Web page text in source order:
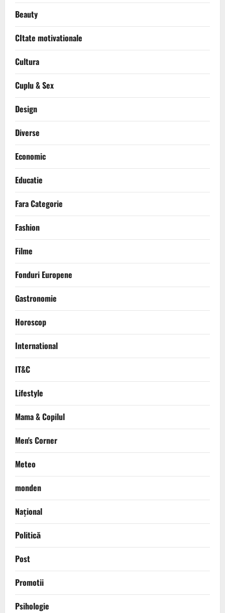
Beauty
CItate motivationale
Cultura
Cuplu & Sex
Design
Diverse
Economic
Educatie
Fara Categorie
Fashion
Filme
Fonduri Europene
Gastronomie
Horoscop
International
IT&C
Lifestyle
Mama & Copilul
Men's Corner
Meteo
monden
Național
Politică
Post
Promotii
Psihologie